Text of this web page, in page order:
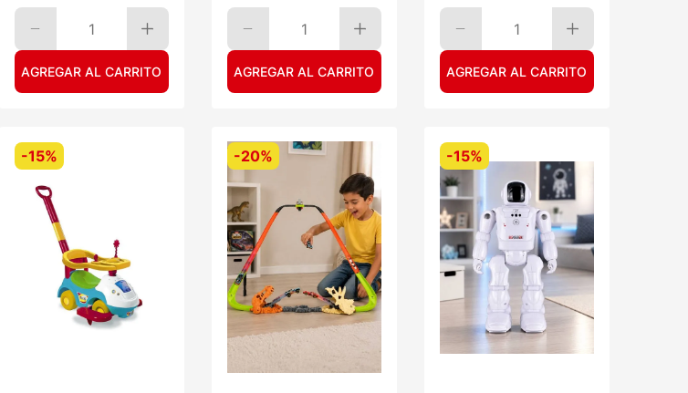
1
AGREGAR AL CARRITO
1
AGREGAR AL CARRITO
1
AGREGAR AL CARRITO
-15% -20% -15%